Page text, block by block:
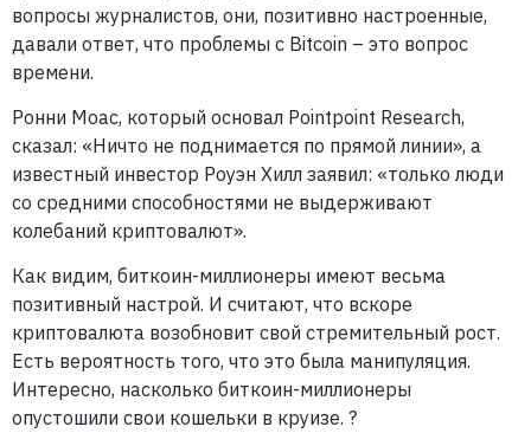
вопросы журналистов, они, позитивно настроенные,
давали ответ, что проблемы с Bitcoin – это вопрос
времени.
Ронни Моас, который основал Pointpoint Research,
сказал: «Ничто не поднимается по прямой линии», а
известный инвестор Роуэн Хилл заявил: «только люди
со средними способностями не выдерживают
колебаний криптовалют».
Как видим, биткоин-миллионеры имеют весьма
позитивный настрой. И считают, что вскоре
криптовалюта возобновит свой стремительный рост.
Есть вероятность того, что это была манипуляция.
Интересно, насколько биткоин-миллионеры
опустошили свои кошельки в круизе. ?